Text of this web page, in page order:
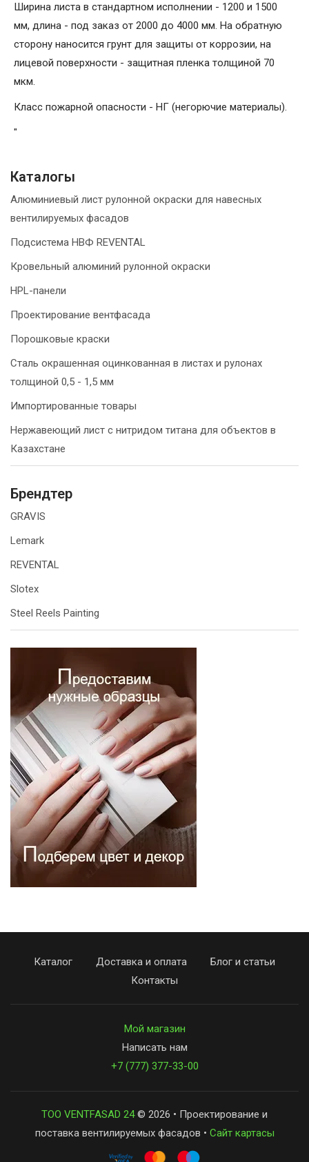
Ширина листа в стандартном исполнении - 1200 и 1500
мм, длина - под заказ от 2000 до 4000 мм. На обратную
сторону наносится грунт для защиты от коррозии, на
лицевой поверхности - защитная пленка толщиной 70
мкм.
Класс пожарной опасности - НГ (негорючие материалы).
"
Каталогы
Алюминиевый лист рулонной окраски для навесных
вентилируемых фасадов
Подсистема НВФ REVENTAL
Кровельный алюминий рулонной окраски
HPL-панели
Проектирование вентфасада
Порошковые краски
Сталь окрашенная оцинкованная в листах и рулонах
толщиной 0,5 - 1,5 мм
Импортированные товары
Нержавеющий лист с нитридом титана для объектов в
Казахстане
Брендтер
GRAVIS
Lemark
REVENTAL
Slotex
Steel Reels Painting
Каталог Доставка и оплата
Блог и статьи
Контакты
Мой магазин
Написать нам
+7 (777) 377-33-00
ТОО VENTFASAD 24© 2026 • Проектирование и
поставка вентилируемых фасадов • Сайт картасы